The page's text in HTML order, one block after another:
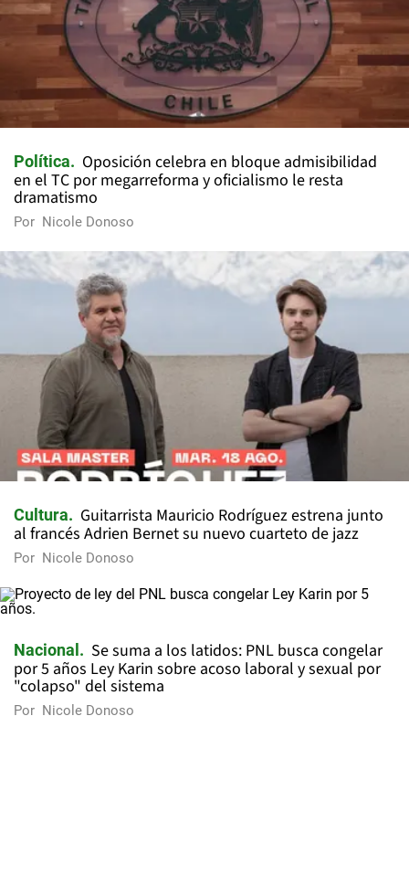
Política
Oposición celebra en bloque admisibilidad
en el TC por megarreforma y oficialismo le resta
dramatismo
Por Nicole Donoso
Cultura
Guitarrista Mauricio Rodríguez estrena junto
al francés Adrien Bernet su nuevo cuarteto de jazz
Por Nicole Donoso
Nacional
Se suma a los latidos: PNL busca congelar
por 5 años Ley Karin sobre acoso laboral y sexual por
"colapso" del sistema
Por Nicole Donoso